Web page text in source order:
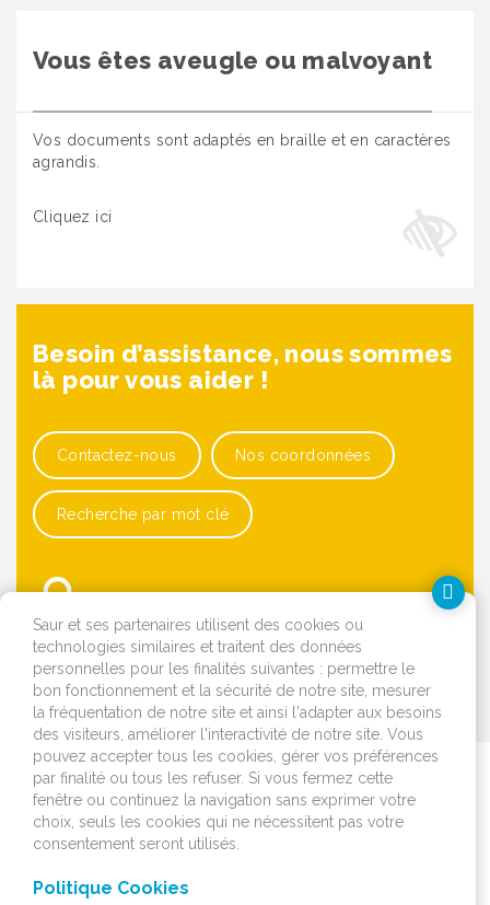
Vous êtes aveugle ou malvoyant
Vos documents sont adaptés en braille et en caractères
agrandis.
Cliquez ici
Besoin d’assistance, nous sommes
là pour vous aider !
Contactez-nous Nos coordonnées
Recherche par mot clé
OK
Je déménage
J'emménage ou je fais
Saur et ses partenaires utilisent des cookies ou
technologies similaires et traitent des données
personnelles pour les finalités suivantes : permettre le
bon fonctionnement et la sécurité de notre site, mesurer
la fréquentation de notre site et ainsi l'adapter aux besoins
des visiteurs, améliorer l'interactivité de notre site. Vous
pouvez accepter tous les cookies, gérer vos préférences
par finalité ou tous les refuser. Si vous fermez cette
fenêtre ou continuez la navigation sans exprimer votre
choix, seuls les cookies qui ne nécessitent pas votre
consentement seront utilisés.
Politique Cookies